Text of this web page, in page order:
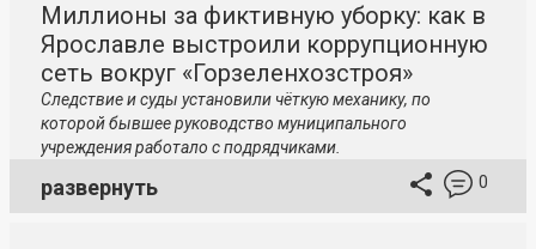
Миллионы за фиктивную уборку: как в
Ярославле выстроили коррупционную
сеть вокруг «Горзеленхозстроя»
Следствие и суды установили чёткую механику, по
которой бывшее руководство муниципального
учреждения работало с подрядчиками.
развернуть 0